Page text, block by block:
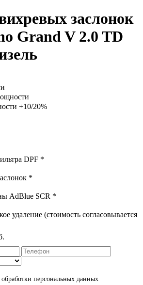
заслонок
Grand V 2.0 TD
+10/20%
DPF *
*
AdBlue SCR *
удаление (стоимость согласовывается
обработки персональных данных